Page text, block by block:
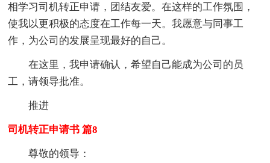
相学习司机转正申请，团结友爱。在这样的工作氛围，
使我以更积极的态度在工作每一天。我愿意与同事工
作，为公司的发展呈现最好的自己。
在这里，我申请确认，希望自己能成为公司的员
工，请领导批准。
推进
司机转正申请书 篇8
尊敬的领导：